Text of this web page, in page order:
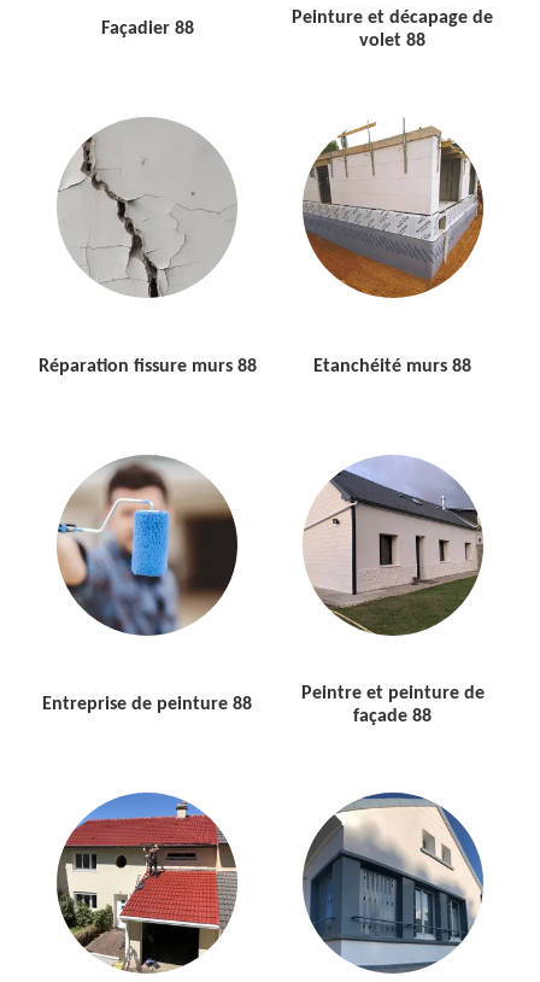
Façadier 88
Peinture et décapage de
volet 88
Réparation fissure murs 88 Etanchéité murs 88
Entreprise de peinture 88
Peintre et peinture de
façade 88